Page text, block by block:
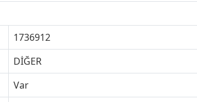
1736912
DİĞER
Var